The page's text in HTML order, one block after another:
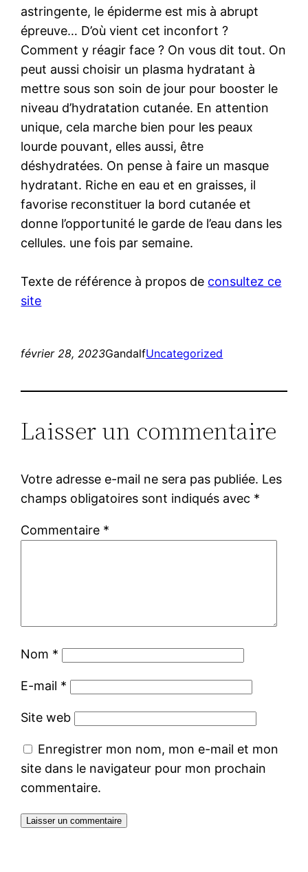
astringente, le épiderme est mis à abrupt
épreuve… D’où vient cet inconfort ?
Comment y réagir face ? On vous dit tout. On
peut aussi choisir un plasma hydratant à
mettre sous son soin de jour pour booster le
niveau d’hydratation cutanée. En attention
unique, cela marche bien pour les peaux
lourde pouvant, elles aussi, être
déshydratées. On pense à faire un masque
hydratant. Riche en eau et en graisses, il
favorise reconstituer la bord cutanée et
donne l’opportunité le garde de l’eau dans les
cellules. une fois par semaine.
Texte de référence à propos de consultez ce
site
février 28, 2023GandalfUncategorized
Laisser un commentaire
Votre adresse e-mail ne sera pas publiée. Les
champs obligatoires sont indiqués avec *
Commentaire *
Nom *
E-mail *
Site web
Enregistrer mon nom, mon e-mail et mon
site dans le navigateur pour mon prochain
commentaire.